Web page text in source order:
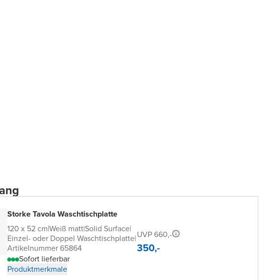
Storke Tavola Waschtischplatte
120 x 52 cm|Weiß matt|Solid Surface|
Einzel- oder Doppel Waschtischplatte|
Artikelnummer 65864
Sofort lieferbar
Produktmerkmale
UVP 660,-
350,-